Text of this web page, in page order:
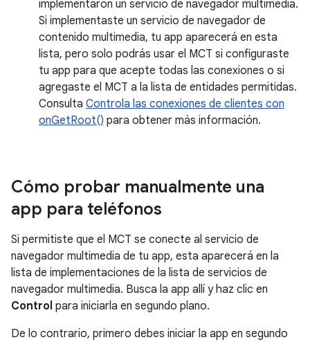
implementaron un servicio de navegador multimedia.
Si implementaste un servicio de navegador de
contenido multimedia, tu app aparecerá en esta
lista, pero solo podrás usar el MCT si configuraste
tu app para que acepte todas las conexiones o si
agregaste el MCT a la lista de entidades permitidas.
Consulta Controla las conexiones de clientes con
onGetRoot() para obtener más información.
Cómo probar manualmente una
app para teléfonos
Si permitiste que el MCT se conecte al servicio de
navegador multimedia de tu app, esta aparecerá en la
lista de implementaciones de la lista de servicios de
navegador multimedia. Busca la app allí y haz clic en
Control para iniciarla en segundo plano.
De lo contrario, primero debes iniciar la app en segundo